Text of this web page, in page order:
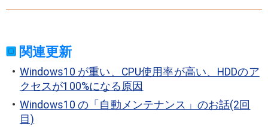
関連更新
Windows10 が重い、CPU使用率が高い、HDDのア
クセスが100%になる原因
Windows10 の「自動メンテナンス」のお話(2回
目)